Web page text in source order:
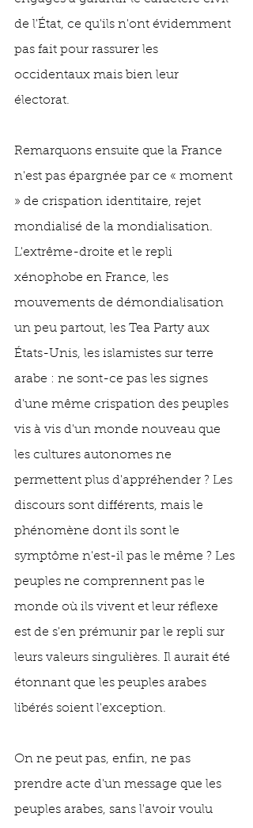
de l'État, ce qu'ils n'ont évidemment
pas fait pour rassurer les
occidentaux mais bien leur
électorat.
Remarquons ensuite que la France
n'est pas épargnée par ce « moment
» de crispation identitaire, rejet
mondialisé de la mondialisation.
L'extrême-droite et le repli
xénophobe en France, les
mouvements de démondialisation
un peu partout, les Tea Party aux
États-Unis, les islamistes sur terre
arabe : ne sont-ce pas les signes
d'une même crispation des peuples
vis à vis d'un monde nouveau que
les cultures autonomes ne
permettent plus d'appréhender ? Les
discours sont différents, mais le
phénomène dont ils sont le
symptôme n'est-il pas le même ? Les
peuples ne comprennent pas le
monde où ils vivent et leur réflexe
est de s'en prémunir par le repli sur
leurs valeurs singulières. Il aurait été
étonnant que les peuples arabes
libérés soient l'exception.
On ne peut pas, enfin, ne pas
prendre acte d'un message que les
peuples arabes, sans l'avoir voulu